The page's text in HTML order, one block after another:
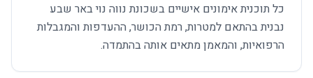
כל תוכנית אימונים אישיים בשכונת נווה נוי באר שבע
נבנית בהתאם למטרות, רמת הכושר, ההעדפות והמגבלות
הרפואיות, והמאמן מתאים אותה בהתמדה.